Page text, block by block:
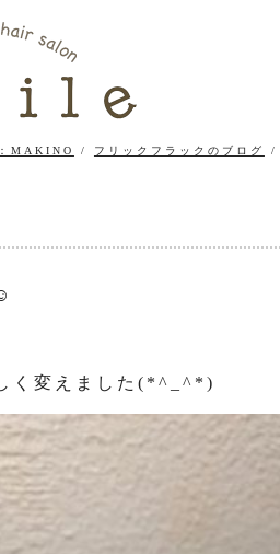
MAKINO / フリックフラックのブログ /
く変えました(*^_^*)